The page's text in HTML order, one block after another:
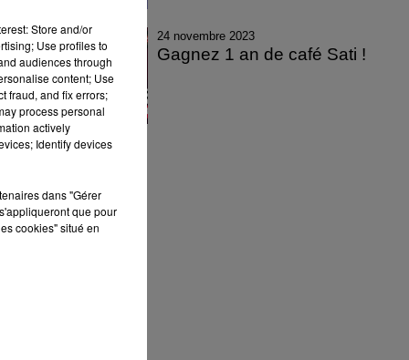
24 novembre 2023
Gagnez 1 an de café Sati !
Store and/or
Use profiles to
audiences through
content; Use
fraud, and fix errors;
process personal
actively
Identify devices
dans "Gérer
que pour
cookies" situé en